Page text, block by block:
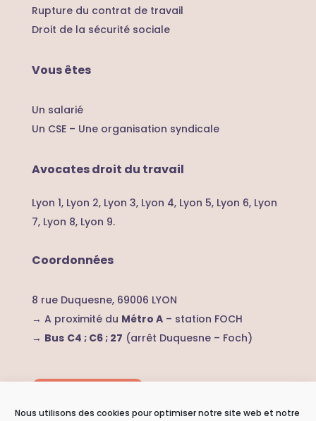
Nous utilisons des cookies pour optimiser notre site web et notre
Rupture du contrat de travail
Droit de la sécurité sociale
Vous êtes
Un salarié
Un CSE – Une organisation syndicale
Avocates droit du travail
Lyon 1, Lyon 2, Lyon 3, Lyon 4, Lyon 5, Lyon 6, Lyon
7,Lyon 8, Lyon 9.
Coordonnées
8 rue Duquesne, 69006 LYON
→ A proximité du Métro A– station FOCH
→ Bus C4 ; C6 ; 27 (arrêt Duquesne – Foch)